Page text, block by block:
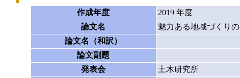
作成年度
2019 年度
論文名
魅力ある地域づくり
論文名（和訳）
論文副題
発表会
土木研究所